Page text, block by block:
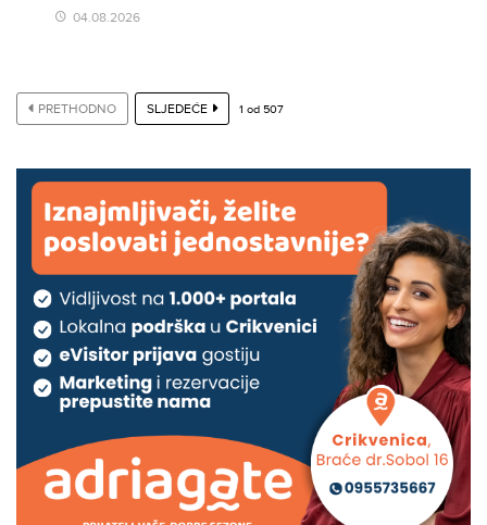
04.08.2026
PRETHODNO SLJEDEĆE 1 od 507